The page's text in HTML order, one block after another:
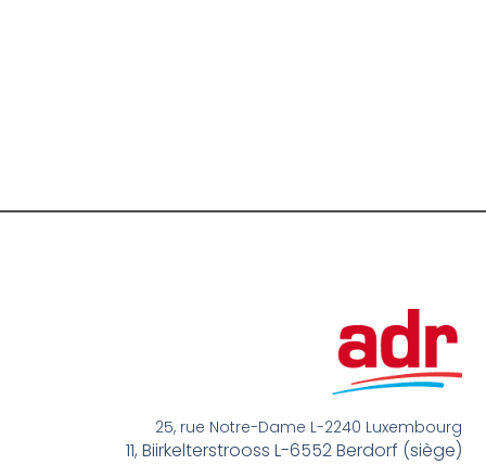
25, rue Notre-Dame L-2240 Luxembourg
11, Biirkelterstrooss L-6552 Berdorf (siège)